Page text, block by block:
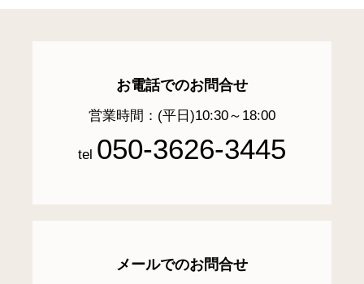
お電話でのお問合せ
営業時間：(平日)10:30～18:00
tel 050-3626-3445
メールでのお問合せ